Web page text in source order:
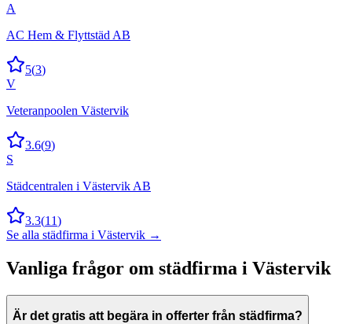
A
AC Hem & Flyttstäd AB
5(3)
V
Veteranpoolen Västervik
3.6(9)
S
Städcentralen i Västervik AB
3.3(11)
Se alla städfirma i Västervik →
Vanliga frågor om städfirma i Västervik
Är det gratis att begära in offerter från städfirma?